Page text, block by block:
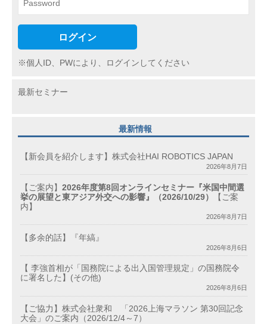
ログイン
※個人ID、PWにより、ログインしてください
最新セミナー
最新情報
【新会員を紹介します】株式会社HAI ROBOTICS JAPAN
2026年8月7日
【ご案内】 2026年度第8回オンラインセミナー『米国中間選
挙の展望と東アジア外交への影響』（2026/10/29）
【ご案
内】
2026年8月7日
【多余的話】『年縞』
2026年8月6日
【 李強首相が「国務院による出入国管理規定」の国務院令
に署名した】(その他)
2026年8月6日
【ご協力】株式会社衆和 「2026上海マラソン 第30回記念
大会」のご案内（2026/12/4～7）